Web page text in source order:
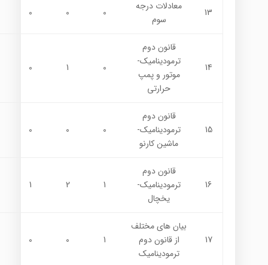
13
معادلات درجه
سوم
0
0
0
14
قانون دوم
ترموديناميك-
موتور و پمپ
حرارتي
0
1
0
15
قانون دوم
ترموديناميك-
ماشين كارنو
0
0
0
16
قانون دوم
ترموديناميك-
يخچال
1
2
1
17
بيان هاي مختلف
از قانون دوم
ترموديناميك
1
0
0